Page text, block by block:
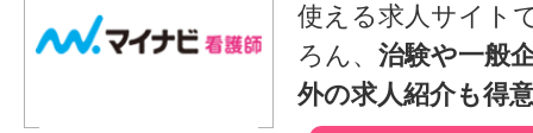
使える求人サイト
ろん、 治験や一般
外の求人紹介も得